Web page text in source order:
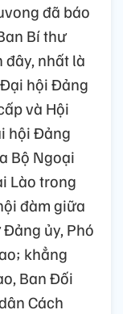
đã báo
Bí thư
đây, nhất là
hội Đảng
và Hội
hội Đảng
Bộ Ngoại
Lào trong
đàm giữa
ủy, Phó
khẳng
Ban Đối
Cách